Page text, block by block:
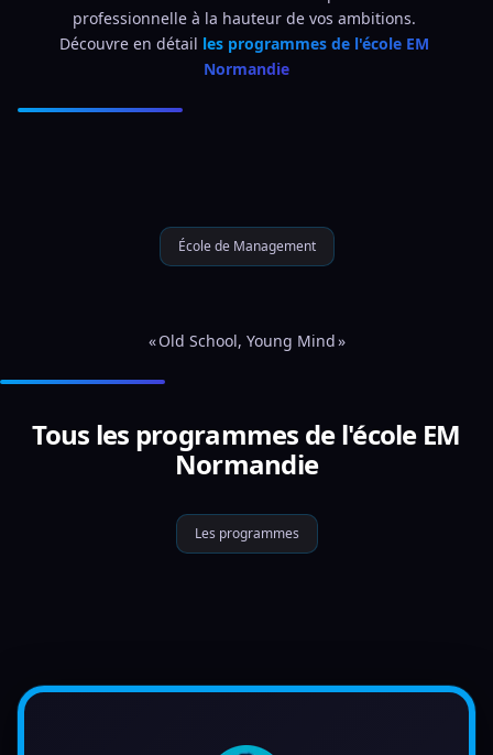
professionnelle à la hauteur de vos ambitions.
Découvre en détail les programmes de l'école EM
Normandie
École de Management
« Old School, Young Mind »
Tous les programmes de l'école EM
Normandie
Les programmes